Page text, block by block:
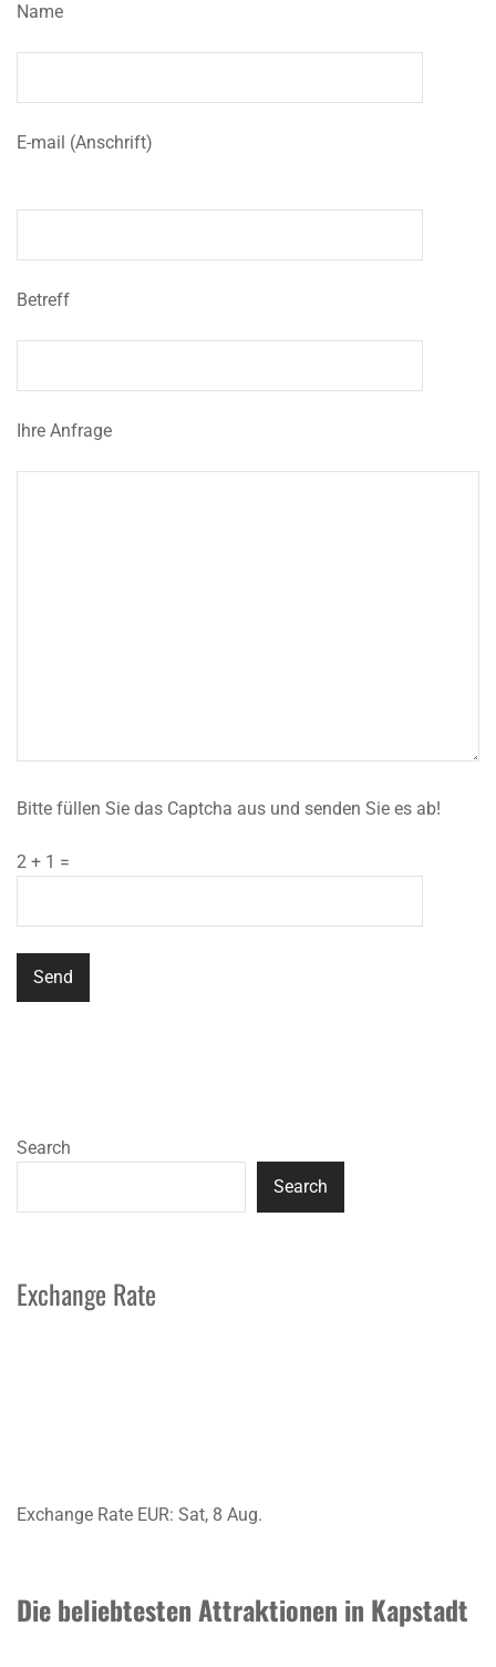
Name
E-mail (Anschrift)
Betreff
Ihre Anfrage
Bitte füllen Sie das Captcha aus und senden Sie es ab!
2 + 1 =
Search
Search
Exchange Rate
Exchange Rate EUR: Sat, 8 Aug.
Die beliebtesten Attraktionen in Kapstadt